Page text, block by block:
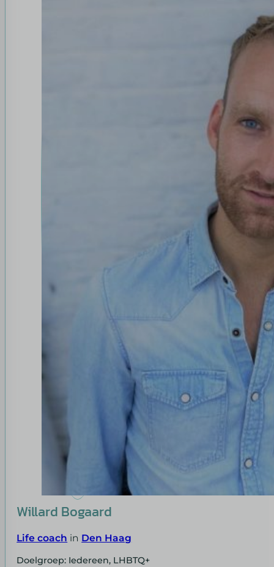
Willard Bogaard
Life coach in Den Haag
Doelgroep: Iedereen, LHBTQ+